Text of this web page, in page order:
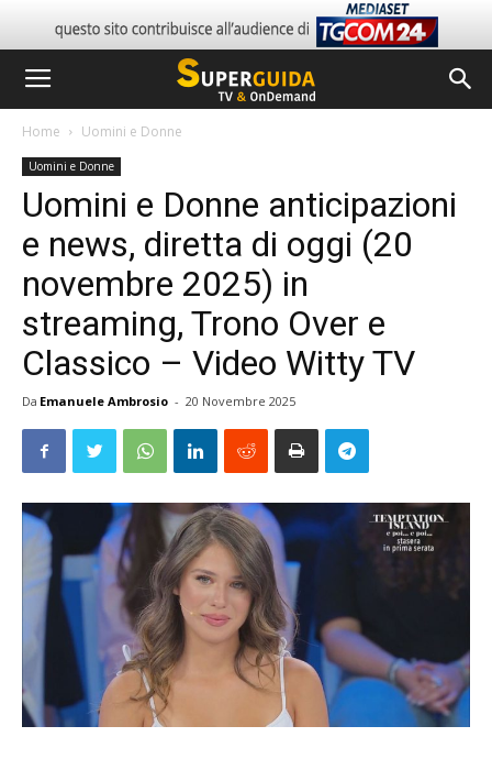
Home Uomini e Donne
Uomini e Donne
Uomini e Donne anticipazioni
e news, diretta di oggi (20
novembre 2025) in
streaming, Trono Over e
Classico – Video Witty TV
Da Emanuele Ambrosio - 20 Novembre 2025